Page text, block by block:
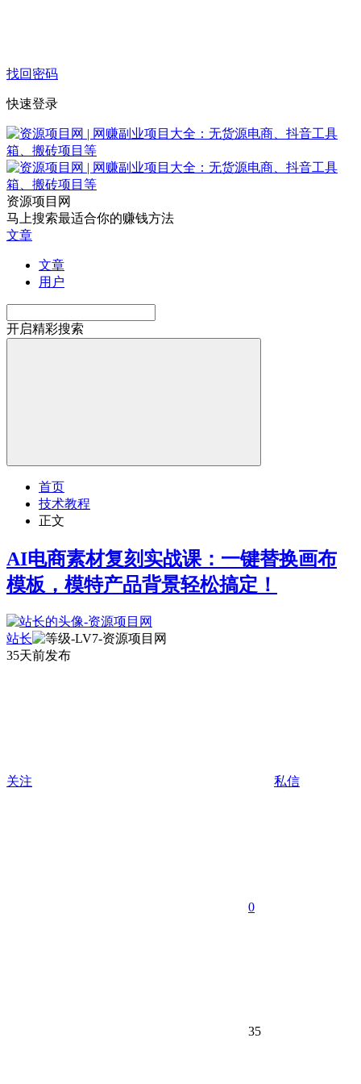
找回密码
快速登录
资源项目网
马上搜索最适合你的赚钱方法
文章
文章
用户
开启精彩搜索
首页
技术教程
正文
AI电商素材复刻实战课：一键替换画布
模板，模特产品背景轻松搞定！
站长
35天前发布
关注 私信
0
35